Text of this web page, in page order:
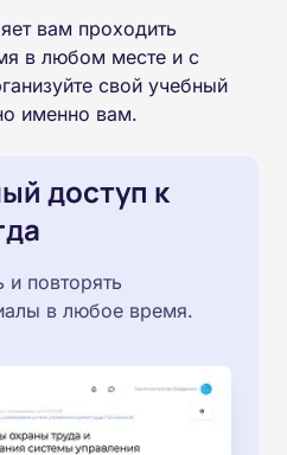
вам проходить
в любом месте и с
свой учебный
именно вам.
доступ к
и повторять
в любое время.